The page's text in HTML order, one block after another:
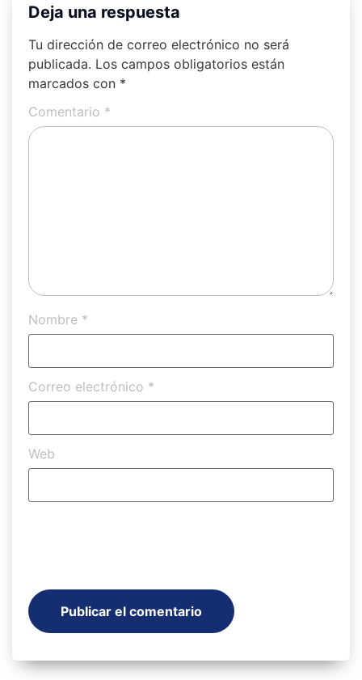
Deja una respuesta
Tu dirección de correo electrónico no será
publicada. Los campos obligatorios están
marcados con *
Comentario *
Nombre *
Correo electrónico *
Web